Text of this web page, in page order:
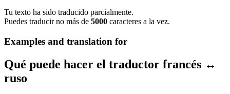
Tu texto ha sido traducido parcialmente.
Puedes traducir no más de 5000 caracteres a la vez.
Examples and translation for
Qué puede hacer el traductor francés ↔
ruso